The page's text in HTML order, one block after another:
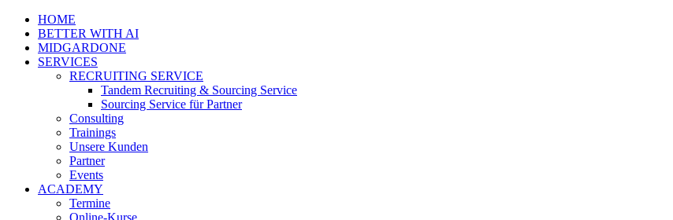
HOME
BETTER WITH AI
MIDGARDONE
SERVICES
RECRUITING SERVICE
Tandem Recruiting & Sourcing Service
Sourcing Service für Partner
Consulting
Trainings
Unsere Kunden
Partner
Events
ACADEMY
Termine
Online-Kurse